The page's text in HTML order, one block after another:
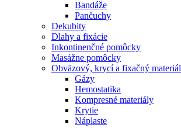
Bandáže
Pančuchy
Dekubity
Dlahy a fixácie
Inkontinenčné pomôcky
Masážne pomôcky
Obväzový, krycí a fixačný materiál
Gázy
Hemostatika
Kompresné materiály
Krytie
Náplaste